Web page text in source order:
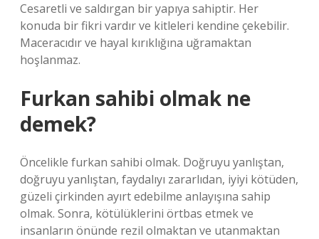
Cesaretli ve saldırgan bir yapıya sahiptir. Her
konuda bir fikri vardır ve kitleleri kendine çekebilir.
Maceracıdır ve hayal kırıklığına uğramaktan
hoşlanmaz.
Furkan sahibi olmak ne
demek?
Öncelikle furkan sahibi olmak. Doğruyu yanlıştan,
doğruyu yanlıştan, faydalıyı zararlıdan, iyiyi kötüden,
güzeli çirkinden ayırt edebilme anlayışına sahip
olmak. Sonra, kötülüklerini örtbas etmek ve
insanların önünde rezil olmaktan ve utanmaktan